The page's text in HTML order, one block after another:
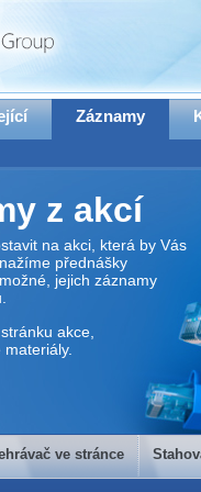
Záznamy
z akcí
na akci, která by Vás
přednášky
jejich záznamy
akce,
stránce
ve stránce